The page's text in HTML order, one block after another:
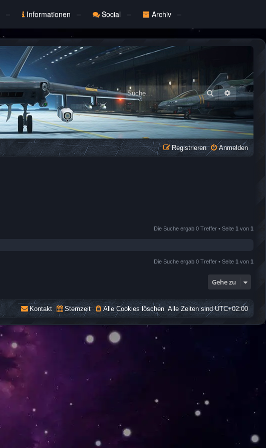
Informationen Social Archiv
Suche Erweiterte
Anmelden
Registrieren
Die Suche ergab 0 Treffer • Seite 1 von 1
Die Suche ergab 0 Treffer • Seite 1 von 1
Gehe zu
Alle Zeiten sindUTC+02:00
Alle Cookies löschen
Sternzeit
Kontakt